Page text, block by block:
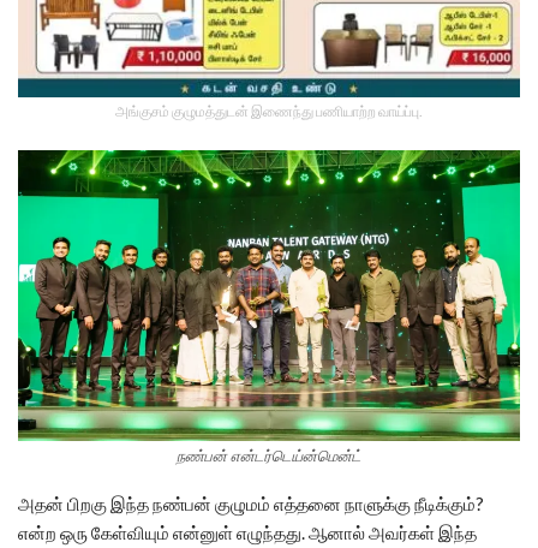
அங்குசம் குழுமத்துடன் இணைந்து பணியாற்ற வாய்ப்பு.
நண்பன் என்டர்டெய்ன்மென்ட்
அதன் பிறகு இந்த நண்பன் குழுமம் எத்தனை நாளுக்கு நீடிக்கும்?
என்ற ஒரு கேள்வியும் என்னுள் எழுந்தது. ஆனால் அவர்கள் இந்த